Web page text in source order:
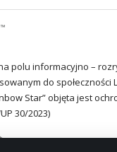
polu informacyjno –
do społeczności
Star” objęta jest
30/2023)